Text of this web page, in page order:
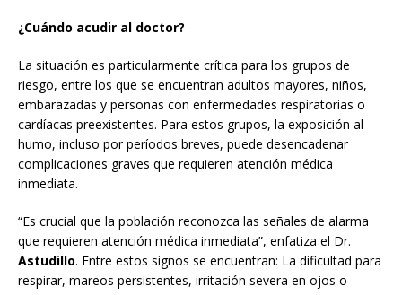
¿Cuándo acudir al doctor?
La situación es particularmente crítica para los grupos de
riesgo, entre los que se encuentran adultos mayores, niños,
embarazadas y personas con enfermedades respiratorias o
cardíacas preexistentes. Para estos grupos, la exposición al
humo, incluso por períodos breves, puede desencadenar
complicaciones graves que requieren atención médica
inmediata.
“Es crucial que la población reconozca las señales de alarma
que requieren atención médica inmediata”, enfatiza el Dr.
Astudillo. Entre estos signos se encuentran: La dificultad para
respirar, mareos persistentes, irritación severa en ojos o